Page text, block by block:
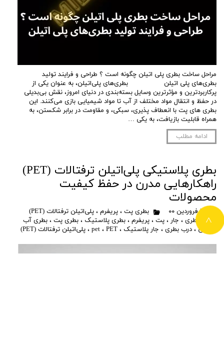
مراحل ساخت بطری پلی اتیلن چگونه است ؟ طراحی و فرایند تولید
بطری‌های پلی اتیلن بطری‌های پلی‌اتیلن، به عنوان یکی از
پرکاربردترین و مؤثرترین وسایل بسته‌بندی در دنیای امروز، نقش بی‌بدیلی
در حفظ و انتقال مواد مختلف از آب تا مواد شیمیایی بازی می‌کنند. این
بطری های پت با انعطاف پذیری، سبکی، و مقاومت در برابر شکستن، به
همراه قابلیت بازیافت، به یکی …
ادامه مطلب
بطری پلاستیکی پلی‌اتیلن ترفتالات (PET)
راهکارهایی مدرن در حفظ کیفیت
محصولات
۲۸ فروردین ۰۰ بطری پت ، پریفرم ، پلی‌اتیلن ترفتالات (PET)
بطری ، جار ، پت ، پریفرم ، بطری پلاستیک ، بطری پت ، بطری آب
معدنی، درب بطری ، جار پلاستیک ، pet ، PET ، پلی‌اتیلن ترفتالات (PET)
>